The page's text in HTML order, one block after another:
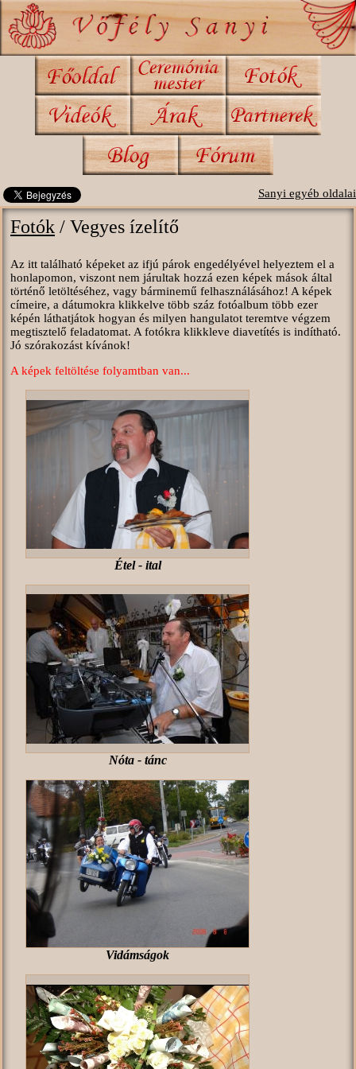
Sanyi egyéb oldalai
Fotók / Vegyes ízelítő
Az itt található képeket az ifjú párok engedélyével helyeztem el a
honlapomon, viszont nem járultak hozzá ezen képek mások által
történő letöltéséhez, vagy bárminemű felhasználásához! A képek
címeire, a dátumokra klikkelve több száz fotóalbum több ezer
képén láthatjátok hogyan és milyen hangulatot teremtve végzem
megtisztelő feladatomat. A fotókra klikkleve diavetítés is indítható.
Jó szórakozást kívánok!
A képek feltöltése folyamtban van...
Étel - ital
Nóta - tánc
Vidámságok